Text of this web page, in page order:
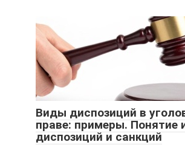
Виды диспозиций в
праве: примеры. Понятие
диспозиций и санкций